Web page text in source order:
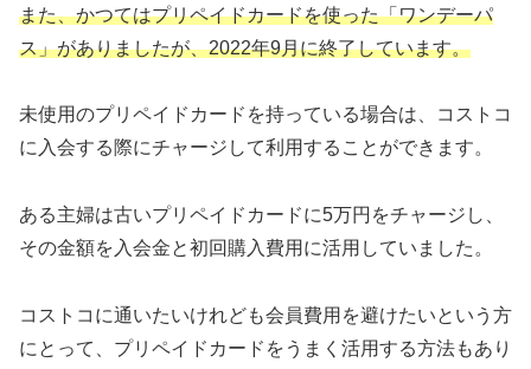
また、かつてはプリペイドカードを使った「ワンデーパ
ス」がありましたが、2022年9月に終了しています。
未使用のプリペイドカードを持っている場合は、コストコ
に入会する際にチャージして利用することができます。
ある主婦は古いプリペイドカードに5万円をチャージし、
その金額を入会金と初回購入費用に活用していました。
コストコに通いたいけれども会員費用を避けたいという方
にとって、プリペイドカードをうまく活用する方法もあり